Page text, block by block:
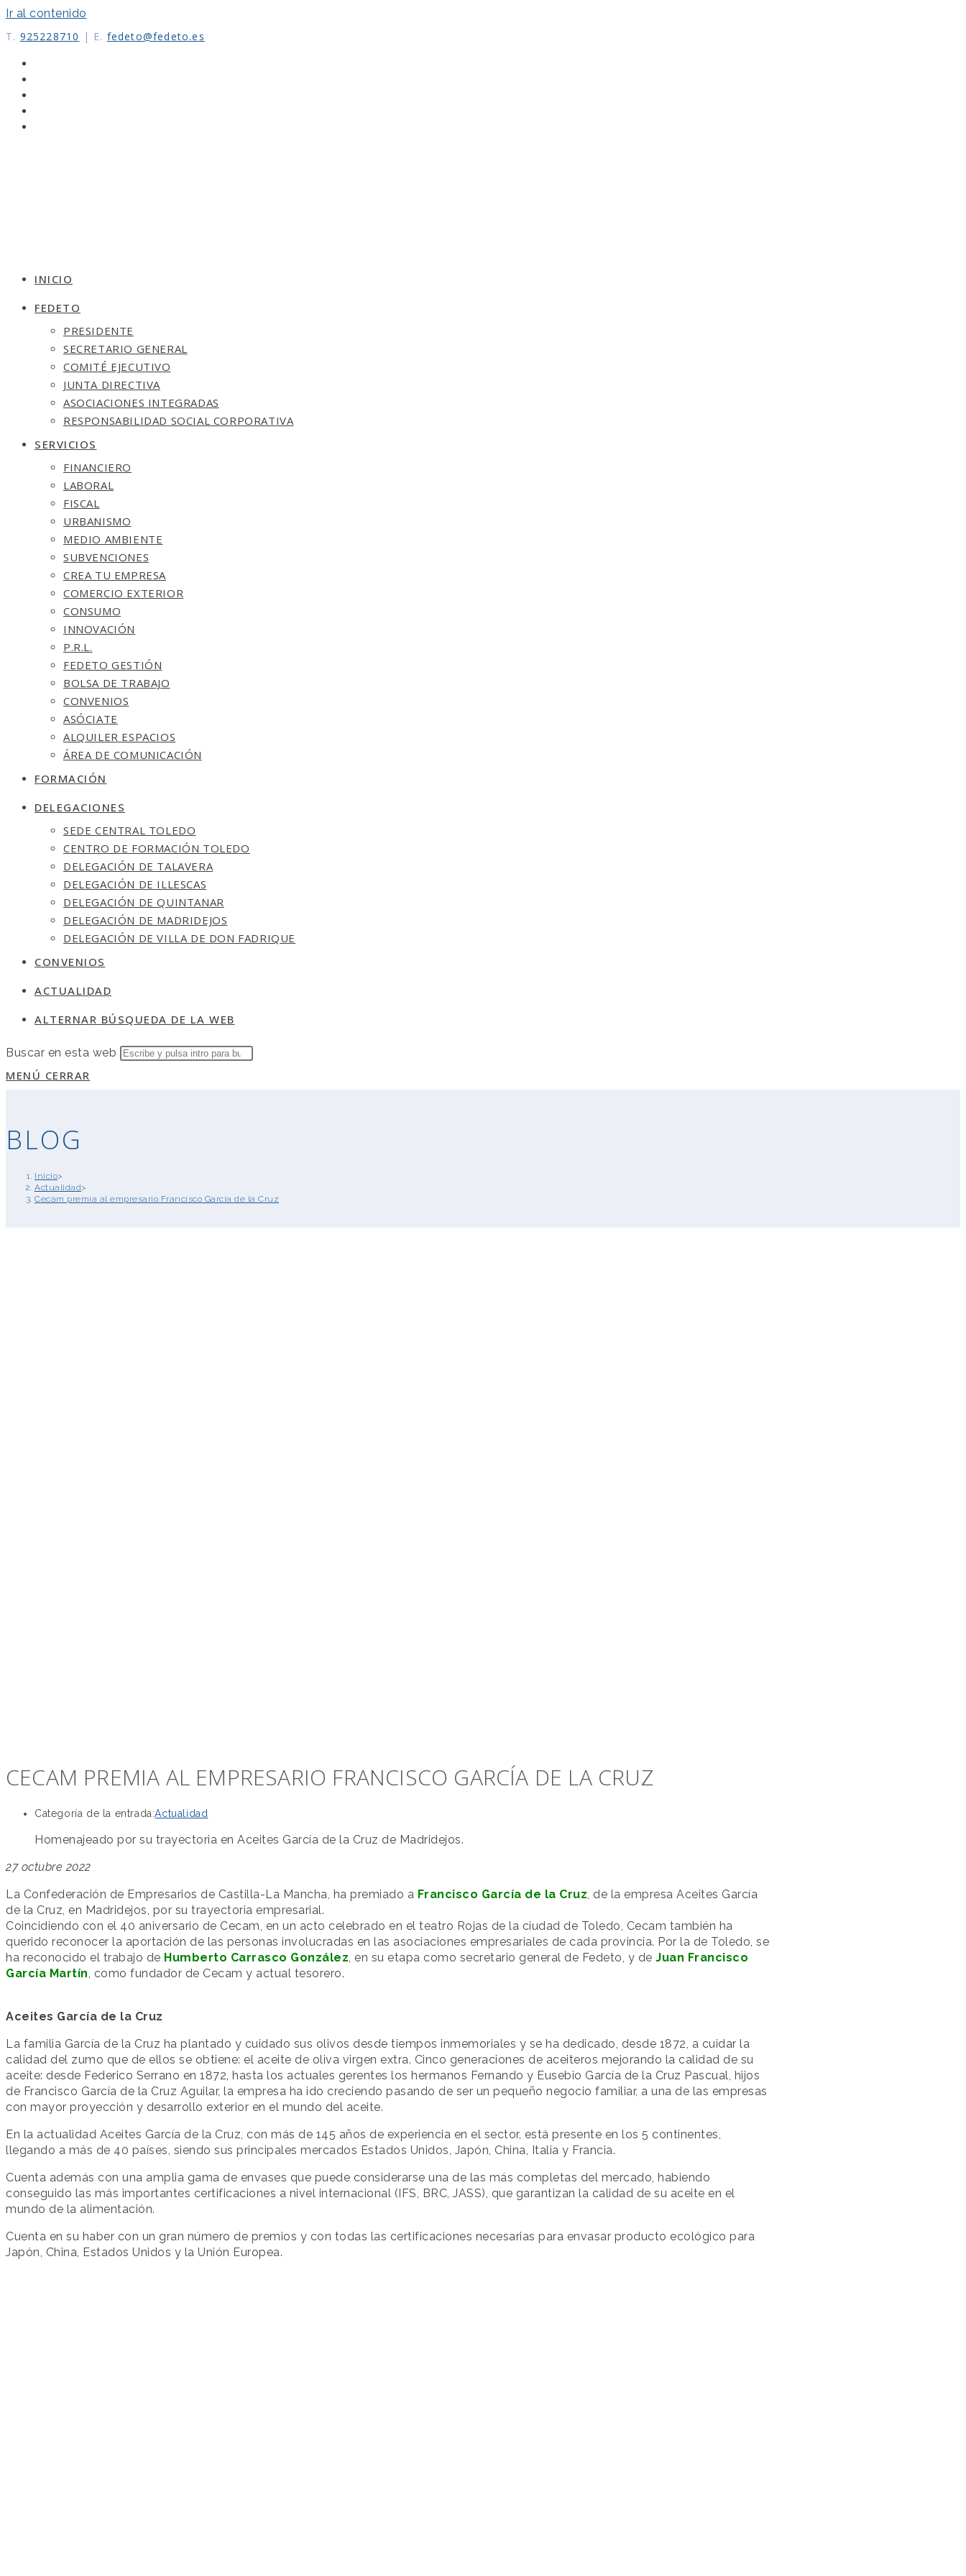
Ir al contenido
T. 925228710 | E. fedeto@fedeto.es
INICIO
FEDETO
PRESIDENTE
SECRETARIO GENERAL
COMITÉ EJECUTIVO
JUNTA DIRECTIVA
ASOCIACIONES INTEGRADAS
RESPONSABILIDAD SOCIAL CORPORATIVA
SERVICIOS
FINANCIERO
LABORAL
FISCAL
URBANISMO
MEDIO AMBIENTE
SUBVENCIONES
CREA TU EMPRESA
COMERCIO EXTERIOR
CONSUMO
INNOVACIÓN
P.R.L.
FEDETO GESTIÓN
BOLSA DE TRABAJO
CONVENIOS
ASÓCIATE
ALQUILER ESPACIOS
ÁREA DE COMUNICACIÓN
FORMACIÓN
DELEGACIONES
SEDE CENTRAL TOLEDO
CENTRO DE FORMACIÓN TOLEDO
DELEGACIÓN DE TALAVERA
DELEGACIÓN DE ILLESCAS
DELEGACIÓN DE QUINTANAR
DELEGACIÓN DE MADRIDEJOS
DELEGACIÓN DE VILLA DE DON FADRIQUE
CONVENIOS
ACTUALIDAD
ALTERNAR BÚSQUEDA DE LA WEB
Buscar en esta web
MENÚ CERRAR
BLOG
Inicio>
Actualidad>
Cecam premia al empresario Francisco García de la Cruz
CECAM PREMIA AL EMPRESARIO FRANCISCO GARCÍA DE LA CRUZ
Categoría de la entrada:Actualidad
Homenajeado por su trayectoria en Aceites García de la Cruz de Madridejos.
27 octubre 2022
La Confederación de Empresarios de Castilla-La Mancha, ha premiado a Francisco García de la Cruz, de la empresa Aceites García
de la Cruz, en Madridejos, por su trayectoria empresarial.
Coincidiendo con el 40 aniversario de Cecam, en un acto celebrado en el teatro Rojas de la ciudad de Toledo, Cecam también ha
querido reconocer la aportación de las personas involucradas en las asociaciones empresariales de cada provincia. Por la de Toledo, se
ha reconocido el trabajo de Humberto Carrasco González, en su etapa como secretario general de Fedeto, y de Juan Francisco
García Martín, como fundador de Cecam y actual tesorero.
Aceites García de la Cruz
La familia García de la Cruz ha plantado y cuidado sus olivos desde tiempos inmemoriales y se ha dedicado, desde 1872, a cuidar la
calidad del zumo que de ellos se obtiene: el aceite de oliva virgen extra. Cinco generaciones de aceiteros mejorando la calidad de su
aceite: desde Federico Serrano en 1872, hasta los actuales gerentes los hermanos Fernando y Eusebio García de la Cruz Pascual, hijos
de Francisco García de la Cruz Aguilar, la empresa ha ido creciendo pasando de ser un pequeño negocio familiar, a una de las empresas
con mayor proyección y desarrollo exterior en el mundo del aceite.
En la actualidad Aceites García de la Cruz, con más de 145 años de experiencia en el sector, está presente en los 5 continentes,
llegando a más de 40 países, siendo sus principales mercados Estados Unidos, Japón, China, Italia y Francia.
Cuenta además con una amplia gama de envases que puede considerarse una de las más completas del mercado, habiendo
conseguido las más importantes certificaciones a nivel internacional (IFS, BRC, JASS), que garantizan la calidad de su aceite en el
mundo de la alimentación.
Cuenta en su haber con un gran número de premios y con todas las certificaciones necesarias para envasar producto ecológico para
Japón, China, Estados Unidos y la Unión Europea.